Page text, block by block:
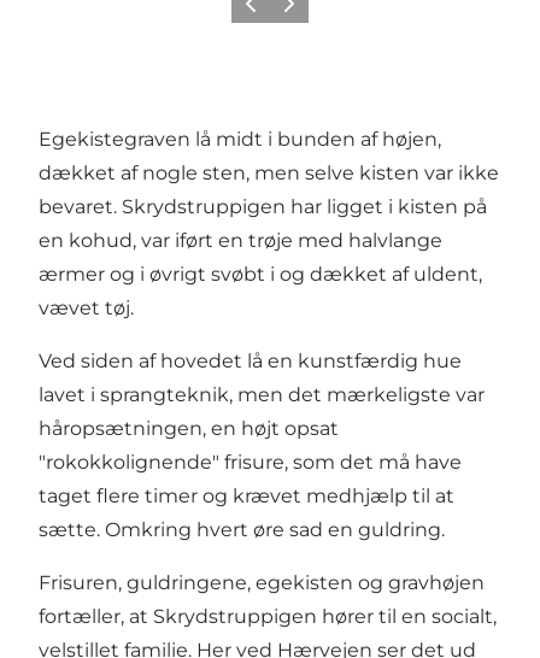
ForrigeNæste
Egekistegraven lå midt i bunden af højen,
dækket af nogle sten, men selve kisten var ikke
bevaret. Skrydstruppigen har ligget i kisten på
en kohud, var iført en trøje med halvlange
ærmer og i øvrigt svøbt i og dækket af uldent,
vævet tøj.
Ved siden af hovedet lå en kunstfærdig hue
lavet i sprangteknik, men det mærkeligste var
håropsætningen, en højt opsat
"rokokkolignende" frisure, som det må have
taget flere timer og krævet medhjælp til at
sætte. Omkring hvert øre sad en guldring.
Frisuren, guldringene, egekisten og gravhøjen
fortæller, at Skrydstruppigen hører til en socialt,
velstillet familie. Her ved Hærvejen ser det ud